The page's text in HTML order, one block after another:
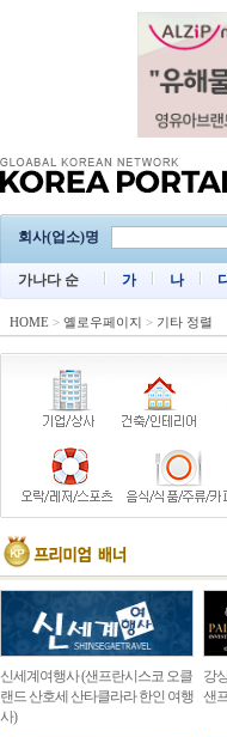
회사(업소)명
가나다 순 가 나
HOME > 옐로우페이지 > 기타 정렬
신세계여행사 (샌프란시스코 오클
랜드 산호세 산타클라라 한인 여행
사)
강
샌